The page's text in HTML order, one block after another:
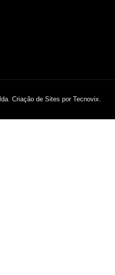
Criação de Sites por Tecnovix.